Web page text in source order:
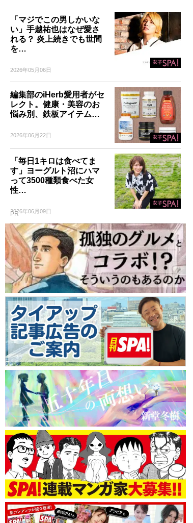
「マジでこの男しかいな
い」手越祐也はなぜ愛さ
れる？ 炎上続きでも世間
を…
2026年05月06日
編集部のiHerb愛用者がセ
レクト。健康・美容のお
悩み別、鉄板アイテム…
2026年06月22日
「毎日1キロは食べてま
す」ヨーグルト沼にハマ
って3500種類食べた女
性…
2026年06月09日
PR